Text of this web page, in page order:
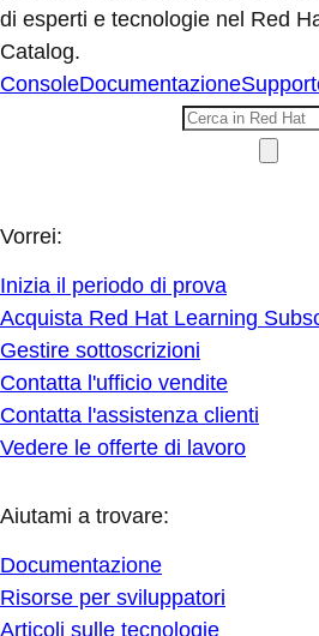
di esperti e tecnologie nel Red
Catalog.
ConsoleDocumentazione
Vorrei:
Inizia il periodo di prova
Acquista Red Hat Learning
Gestire sottoscrizioni
Contatta l'ufficio vendite
Contatta l'assistenza clienti
Vedere le offerte di lavoro
Aiutami a trovare:
Documentazione
Risorse per sviluppatori
Articoli sulle tecnologie